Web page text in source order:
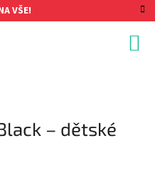
VŠE!
– dětské